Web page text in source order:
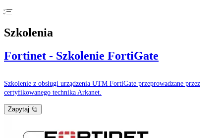
Szkolenia
Fortinet - Szkolenie FortiGate
Szkolenie z obsługi urządzenia UTM FortiGate przeprowadzane przez
certyfikowanego technika Arkanet.
Zapytaj